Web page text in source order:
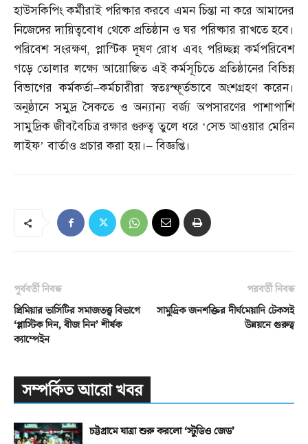
হাউসকিপিং কর্মীরাই পরিষ্কার করবে এমন চিন্তা না করে আমাদের
নিজেদের দায়িত্ববোধ থেকে প্রতিষ্ঠান ও ঘর পরিষ্কার রাখতে হবে।
পরিবেশ সংরক্ষণ, প্লাস্টিক দূষণ রোধ এবং পরিচ্ছন্ন কর্মপরিবেশ
গড়ে তোলার লক্ষ্যে আয়োজিত এই কর্মসূচিতে প্রতিষ্ঠানের বিভিন্ন
বিভাগের কর্মকর্তা–কর্মচারীরা স্বতঃস্ফূর্তভাবে অংশগ্রহণ করেন।
অনুষ্ঠানে সমুদ্র সৈকতে ও অন্যান্য বর্জ্য অপসারণের পাশাপাশি
সামুদ্রিক জীববৈচিত্র রক্ষার গুরুত্ব তুলে ধরে ‘সেভ আওয়ার মেরিন
লাইফ’ বার্তাও প্রচার করা হয়।–বিজ্ঞপ্তি।
পূর্ববর্তী নিবন্ধ
প্রিমিয়ার ভার্সিটির সমাজতত্ত্ব বিভাগে
‘প্লাস্টিক দিন, বীজ নিন’ শীর্ষক
ক্যাম্পেইন
পরবর্তী নিবন্ধ
সামুদ্রিক জনশক্তির দীর্ঘমেয়াদি টেকসই
উন্নয়নে গুরুত্ব
সম্পর্কিত আরো খবর
চট্টগ্রামে যাত্রা শুরু করলো ‘স্টুডিও জেড’